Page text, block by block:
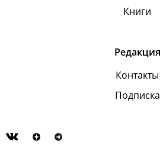
Книги
Редакция
Контакты
Подписка